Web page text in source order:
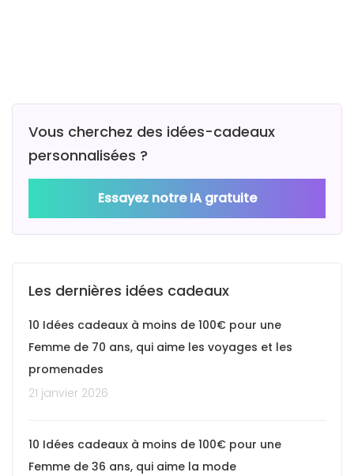
Vous cherchez des idées-cadeaux
personnalisées ?
Essayez notre IA gratuite
Les dernières idées cadeaux
10 Idées cadeaux à moins de 100€ pour une
Femme de 70 ans, qui aime les voyages et les
promenades
21 janvier 2026
10 Idées cadeaux à moins de 100€ pour une
Femme de 36 ans, qui aime la mode